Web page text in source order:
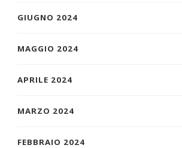
GIUGNO 2024
MAGGIO 2024
APRILE 2024
MARZO 2024
FEBBRAIO 2024